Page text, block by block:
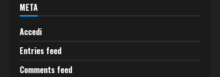
META
Accedi
Entries feed
Comments feed